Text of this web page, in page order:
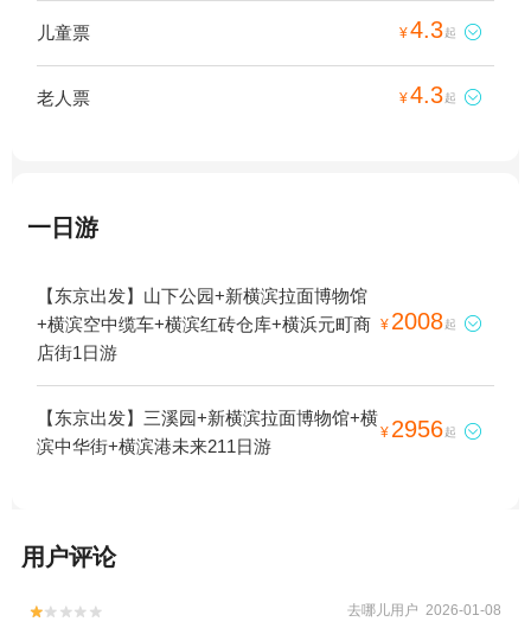
儿童票 ¥4.3起 
老人票 ¥4.3起 
一日游
【东京出发】山下公园+新横滨拉面博物馆
+横滨空中缆车+横滨红砖仓库+横浜元町商
店街1日游
¥ 2008起 
【东京出发】三溪园+新横滨拉面博物馆+横
滨中华街+横滨港未来211日游
¥ 2956起 
用户评论

 去哪儿用户 2026-01-08